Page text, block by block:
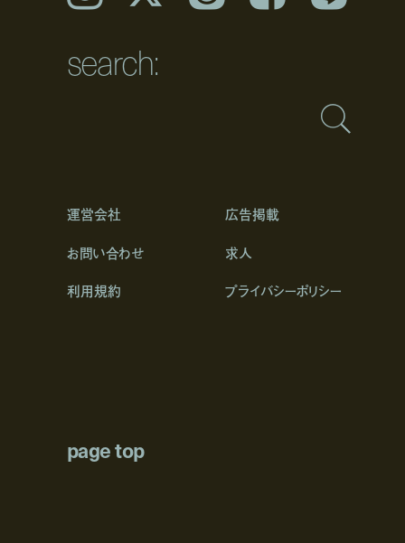
search:
運営会社
広告掲載
お問い合わせ
求人
利用規約 プライバシーポリシー
page top